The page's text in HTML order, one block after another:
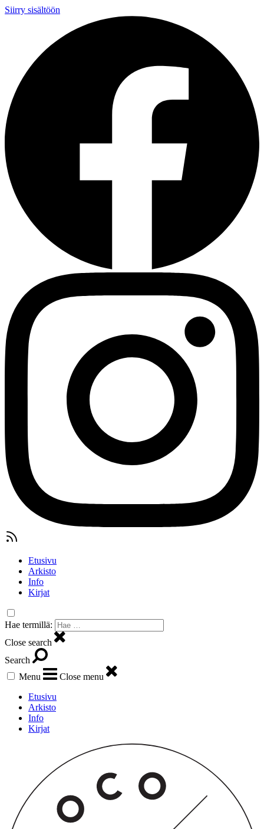
Siirry sisältöön
Etusivu
Arkisto
Info
Kirjat
Hae termillä:
Close search
Search
Menu
Close menu
Etusivu
Arkisto
Info
Kirjat